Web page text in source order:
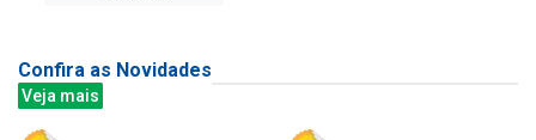
Confira as Novidades
Veja mais